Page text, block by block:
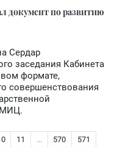
документ по развитию
Сердар
заседания Кабинета
формате,
совершенствования
МИЦ.
11 ... 570 571